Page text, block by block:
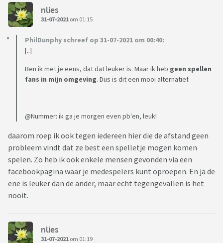
nlies
31-07-2021 om 01:15
PhilDunphy schreef op 31-07-2021 om 00:40:
[..]
Ben ik met je eens, dat dat leuker is. Maar ik heb geen spellen
fans in mijn omgeving. Dus is dit een mooi alternatief.
@Nummer: ik ga je morgen even pb'en, leuk!
daarom roep ik ook tegen iedereen hier die de afstand geen
probleem vindt dat ze best een spelletje mogen komen
spelen. Zo heb ik ook enkele mensen gevonden via een
facebookpagina waar je medespelers kunt oproepen. En ja de
ene is leuker dan de ander, maar echt tegengevallen is het
nooit.
nlies
31-07-2021 om 01:19